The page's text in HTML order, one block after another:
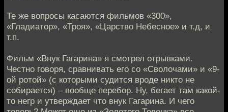
Те же вопросы касаются фильмов «300»,
«Гладиатор», «Троя», «Царство Небесное» и т.д, и
т.п.
Фильм «Внук Гагарина» я смотрел отрывками.
Честно говоря, сравнивать его со «Сволочами» и «9-
ой ротой» (с которыми судится вроде никто не
собирается) – вообще перебор. Ну, бегает там какой-
то негр и утверждает что внук Гагарина. И чего